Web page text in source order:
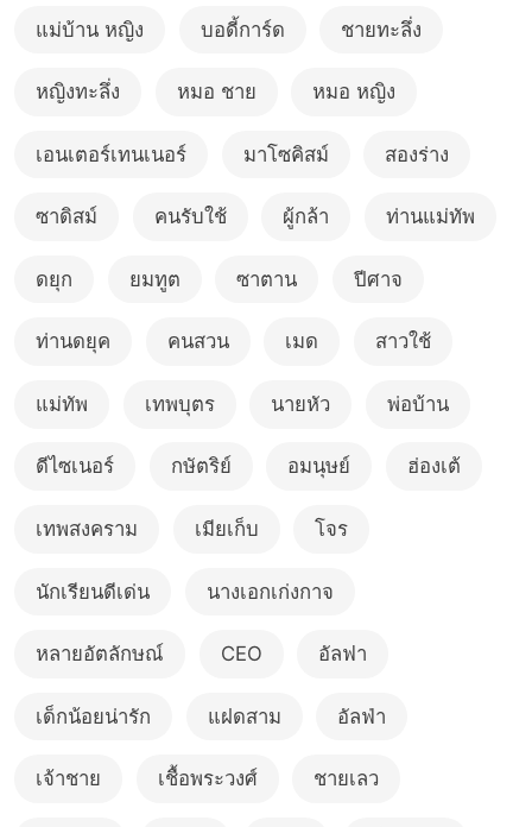
แม่บ้าน หญิง บอดี้การ์ด ชายทะลึ่ง
หญิงทะลึ่ง หมอ ชาย หมอ หญิง
เอนเตอร์เทนเนอร์ มาโซคิสม์ สองร่าง
ซาดิสม์ คนรับใช้ ผู้กล้า ท่านแม่ทัพ
ดยุก ยมทูต ซาตาน ปีศาจ
ท่านดยุค คนสวน เมด สาวใช้
แม่ทัพ เทพบุตร นายหัว พ่อบ้าน
ดีไซเนอร์ กษัตริย์ อมนุษย์ ฮ่องเต้
เทพสงคราม เมียเก็บ โจร
นักเรียนดีเด่น นางเอกเก่งกาจ
หลายอัตลักษณ์ CEO อัลฟา
เด็กน้อยน่ารัก แฝดสาม อัลฟ่า
เจ้าชาย เชื้อพระวงศ์ ชายเลว